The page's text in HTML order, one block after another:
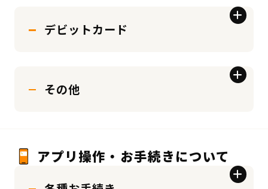
デビットカード
その他
アプリ操作・お手続きについて